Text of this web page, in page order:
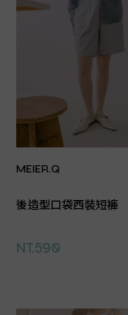
MEIER.Q
後造型口袋西裝短褲
NT.590